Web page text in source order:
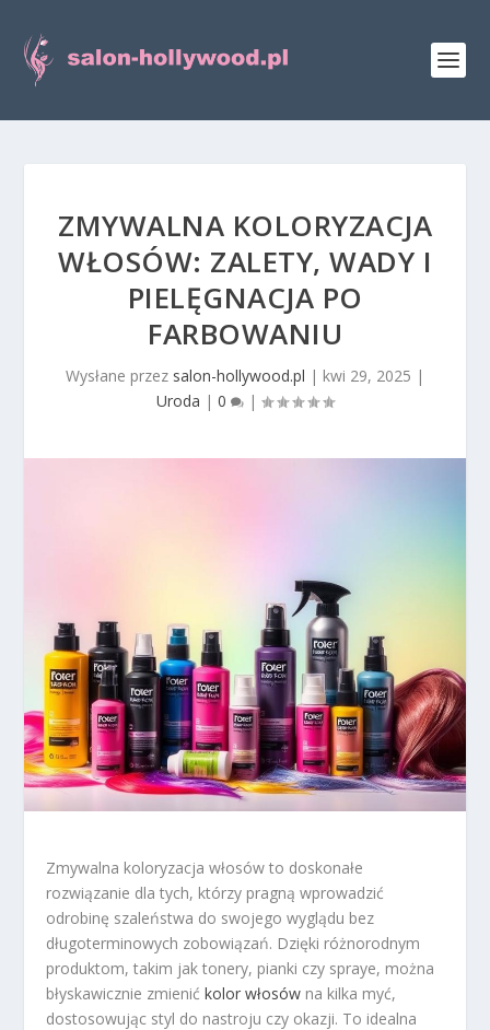
ZMYWALNA KOLORYZACJA
WŁOSÓW: ZALETY, WADY I
PIELĘGNACJA PO
FARBOWANIU
Wysłane przez salon-hollywood.pl | kwi 29, 2025 |
Uroda | 0 |
Zmywalna koloryzacja włosów to doskonałe
rozwiązanie dla tych, którzy pragną wprowadzić
odrobinę szaleństwa do swojego wyglądu bez
długoterminowych zobowiązań. Dzięki różnorodnym
produktom, takim jak tonery, pianki czy spraye, można
błyskawicznie zmienićkolor włosów na kilka myć,
dostosowując styl do nastroju czy okazji. To idealna